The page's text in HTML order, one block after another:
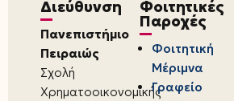
Διεύθυνση
Πανεπιστήμιο
Πειραιώς
Σχολή
Χρηματοοικονομικής
Φοιτητικές
Παροχές
Φοιτητική
Μέριμνα
Γραφείο